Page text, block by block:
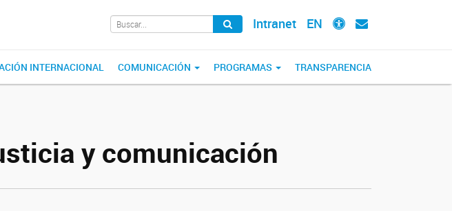
Intranet EN
INTERNACIONAL COMUNICACIÓN PROGRAMAS TRANSPARENCIA
y comunicación